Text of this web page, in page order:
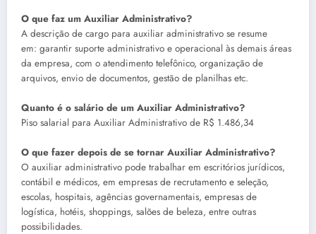
O que faz um Auxiliar Administrativo?
A descrição de cargo para auxiliar administrativo se resume
em: garantir suporte administrativo e operacional às demais áreas
da empresa, com o atendimento telefônico, organização de
arquivos, envio de documentos, gestão de planilhas etc.
Quanto é o salário de um Auxiliar Administrativo?
Piso salarial para Auxiliar Administrativo de R$ 1.486,34
O que fazer depois de se tornar Auxiliar Administrativo?
O auxiliar administrativo pode trabalhar em escritórios jurídicos,
contábil e médicos, em empresas de recrutamento e seleção,
escolas, hospitais, agências governamentais, empresas de
logística, hotéis, shoppings, salões de beleza, entre outras
possibilidades.